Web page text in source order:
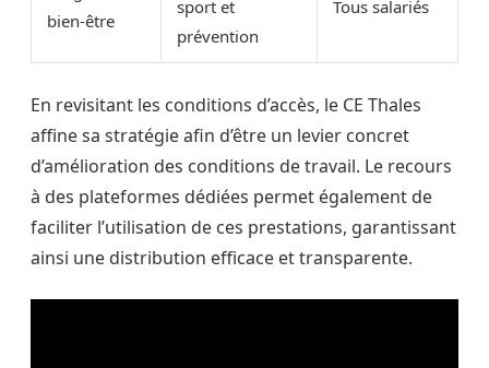
bien-être
sport et
prévention
Tous salariés
En revisitant les conditions d’accès, le CE Thales
affine sa stratégie afin d’être un levier concret
d’amélioration des conditions de travail. Le recours
à des plateformes dédiées permet également de
faciliter l’utilisation de ces prestations, garantissant
ainsi une distribution efficace et transparente.